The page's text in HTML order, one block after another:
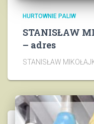
HURTOWNIE PALIW
STANISŁAW
– adres
STANISŁAW